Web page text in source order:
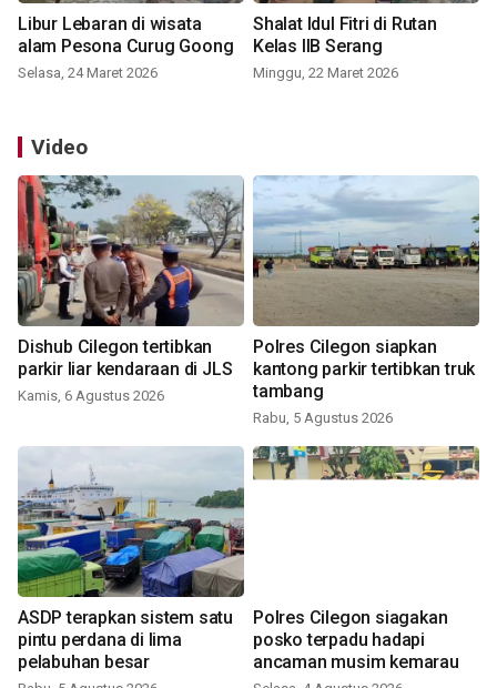
Libur Lebaran di wisata
alam Pesona Curug Goong
Selasa, 24 Maret 2026
Shalat Idul Fitri di Rutan
Kelas IIB Serang
Minggu, 22 Maret 2026
Video
Dishub Cilegon tertibkan
parkir liar kendaraan di JLS
Kamis, 6 Agustus 2026
Polres Cilegon siapkan
kantong parkir tertibkan truk
tambang
Rabu, 5 Agustus 2026
ASDP terapkan sistem satu
pintu perdana di lima
pelabuhan besar
Polres Cilegon siagakan
posko terpadu hadapi
ancaman musim kemarau